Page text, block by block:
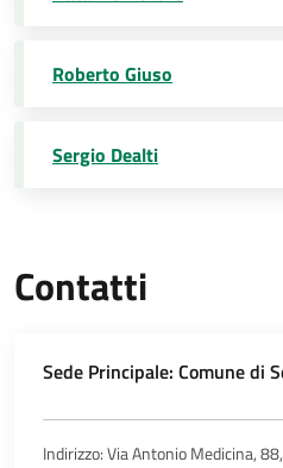
Roberto Giuso
Sergio Dealti
Contatti
Sede Principale: Comune di
Indirizzo: Via Antonio Medicina,